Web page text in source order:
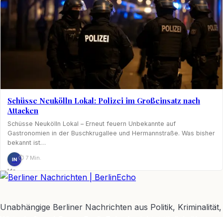
Schüsse Neukölln Lokal: Polizei im Großeinsatz nach
Attacken
Schüsse Neukölln Lokal – Erneut feuern Unbekannte auf
Gastronomien in der Buschkrugallee und Hermannstraße. Was bisher
bekannt ist…
IN
Ida
Nagel
⏱ 7 Min.
Unabhängige Berliner Nachrichten aus Politik, Kriminalität,